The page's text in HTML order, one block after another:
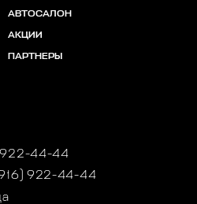
АВТОСАЛОН
АКЦИИ
ПАРТНЕРЫ
44-44
922-44-44